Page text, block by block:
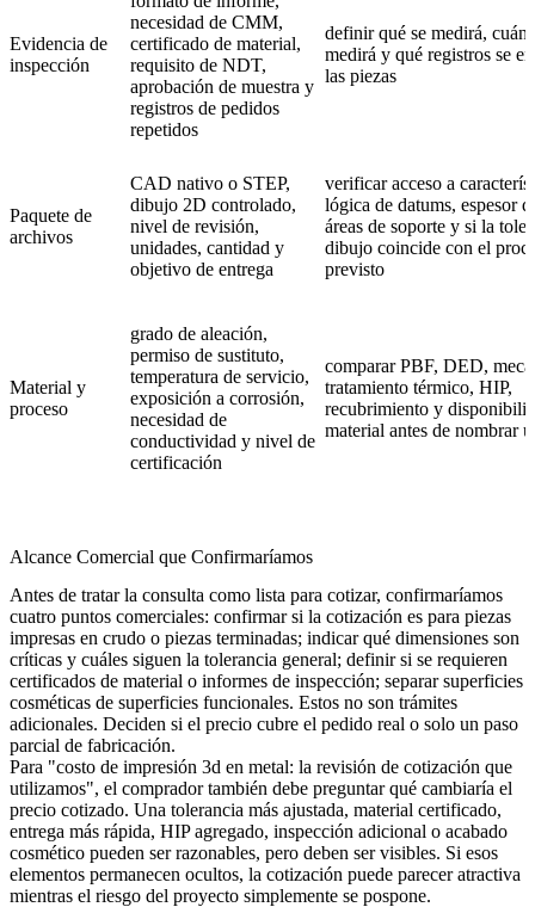
Evidencia de
inspección
necesidad de CMM,
certificado de material,
requisito de NDT,
aprobación de muestra y
registros de pedidos
repetidos
definir qué se medirá,
medirá y qué registros se
las piezas
Paquete de
archivos
CAD nativo o STEP,
dibujo 2D controlado,
nivel de revisión,
unidades, cantidad y
objetivo de entrega
verificar acceso a
lógica de datums, espesor
áreas de soporte y si la
dibujo coincide con el
previsto
Material y
proceso
grado de aleación,
permiso de sustituto,
temperatura de servicio,
exposición a corrosión,
necesidad de
conductividad y nivel de
certificación
comparar PBF, DED,
tratamiento térmico, HIP,
recubrimiento y
material antes de nombrar
Alcance Comercial que Confirmaríamos
Antes de tratar la consulta como lista para cotizar, confirmaríamos
cuatro puntos comerciales: confirmar si la cotización es para piezas
impresas en crudo o piezas terminadas; indicar qué dimensiones son
críticas y cuáles siguen la tolerancia general; definir si se requieren
certificados de material o informes de inspección; separar superficies
cosméticas de superficies funcionales. Estos no son trámites
adicionales. Deciden si el precio cubre el pedido real o solo un paso
parcial de fabricación.
Para "costo de impresión 3d en metal: la revisión de cotización que
utilizamos", el comprador también debe preguntar qué cambiaría el
precio cotizado. Una tolerancia más ajustada, material certificado,
entrega más rápida, HIP agregado, inspección adicional o acabado
cosmético pueden ser razonables, pero deben ser visibles. Si esos
elementos permanecen ocultos, la cotización puede parecer atractiva
mientras el riesgo del proyecto simplemente se pospone.